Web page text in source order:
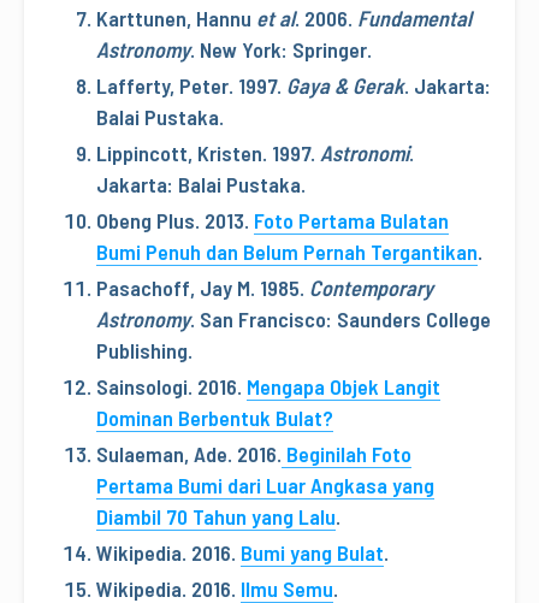
Karttunen, Hannu et al. 2006. Fundamental
Astronomy. New York: Springer.
Lafferty, Peter. 1997. Gaya & Gerak. Jakarta:
Balai Pustaka.
Lippincott, Kristen. 1997. Astronomi.
Jakarta: Balai Pustaka.
Obeng Plus. 2013. Foto Pertama Bulatan
Bumi Penuh dan Belum Pernah Tergantikan.
Pasachoff, Jay M. 1985. Contemporary
Astronomy. San Francisco: Saunders College
Publishing.
Sainsologi. 2016. Mengapa Objek Langit
Dominan Berbentuk Bulat?
Sulaeman, Ade. 2016. Beginilah Foto
Pertama Bumi dari Luar Angkasa yang
Diambil 70 Tahun yang Lalu.
Wikipedia. 2016. Bumi yang Bulat.
Wikipedia. 2016. Ilmu Semu.